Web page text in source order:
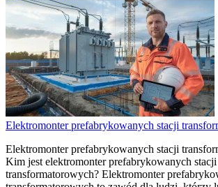
Elektromonter prefabrykowanych stacji
Elektromonter prefabrykowanych stacji
Kim jest elektromonter prefabrykowanych stacji
transformatorowych? Elektromonter